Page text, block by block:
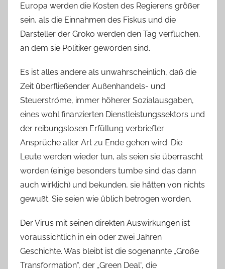
Europa werden die Kosten des Regierens größer
sein, als die Einnahmen des Fiskus und die
Darsteller der Groko werden den Tag verfluchen,
an dem sie Politiker geworden sind.
Es ist alles andere als unwahrscheinlich, daß die
Zeit überfließender Außenhandels- und
Steuerströme, immer höherer Sozialausgaben,
eines wohl finanzierten Dienstleistungssektors und
der reibungslosen Erfüllung verbriefter
Ansprüche aller Art zu Ende gehen wird. Die
Leute werden wieder tun, als seien sie überrascht
worden (einige besonders tumbe sind das dann
auch wirklich) und bekunden, sie hätten von nichts
gewußt. Sie seien wie üblich betrogen worden.
Der Virus mit seinen direkten Auswirkungen ist
voraussichtlich in ein oder zwei Jahren
Geschichte. Was bleibt ist die sogenannte „Große
Transformation“, der „Green Deal“, die